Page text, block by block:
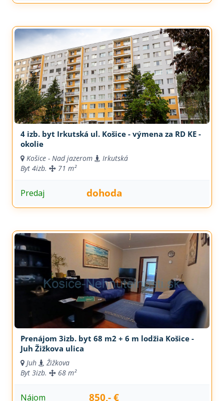
4 izb. byt Irkutská ul. Košice - výmena za RD KE -
okolie
Košice - Nad jazerom
Irkutská
Byt 4izb. 71 m²
Predaj dohoda
Prenájom 3izb. byt 68 m2 + 6 m lodžia Košice -
Juh Žižkova ulica
Juh
Žižkova
Byt 3izb. 68 m²
Nájom 850,- €